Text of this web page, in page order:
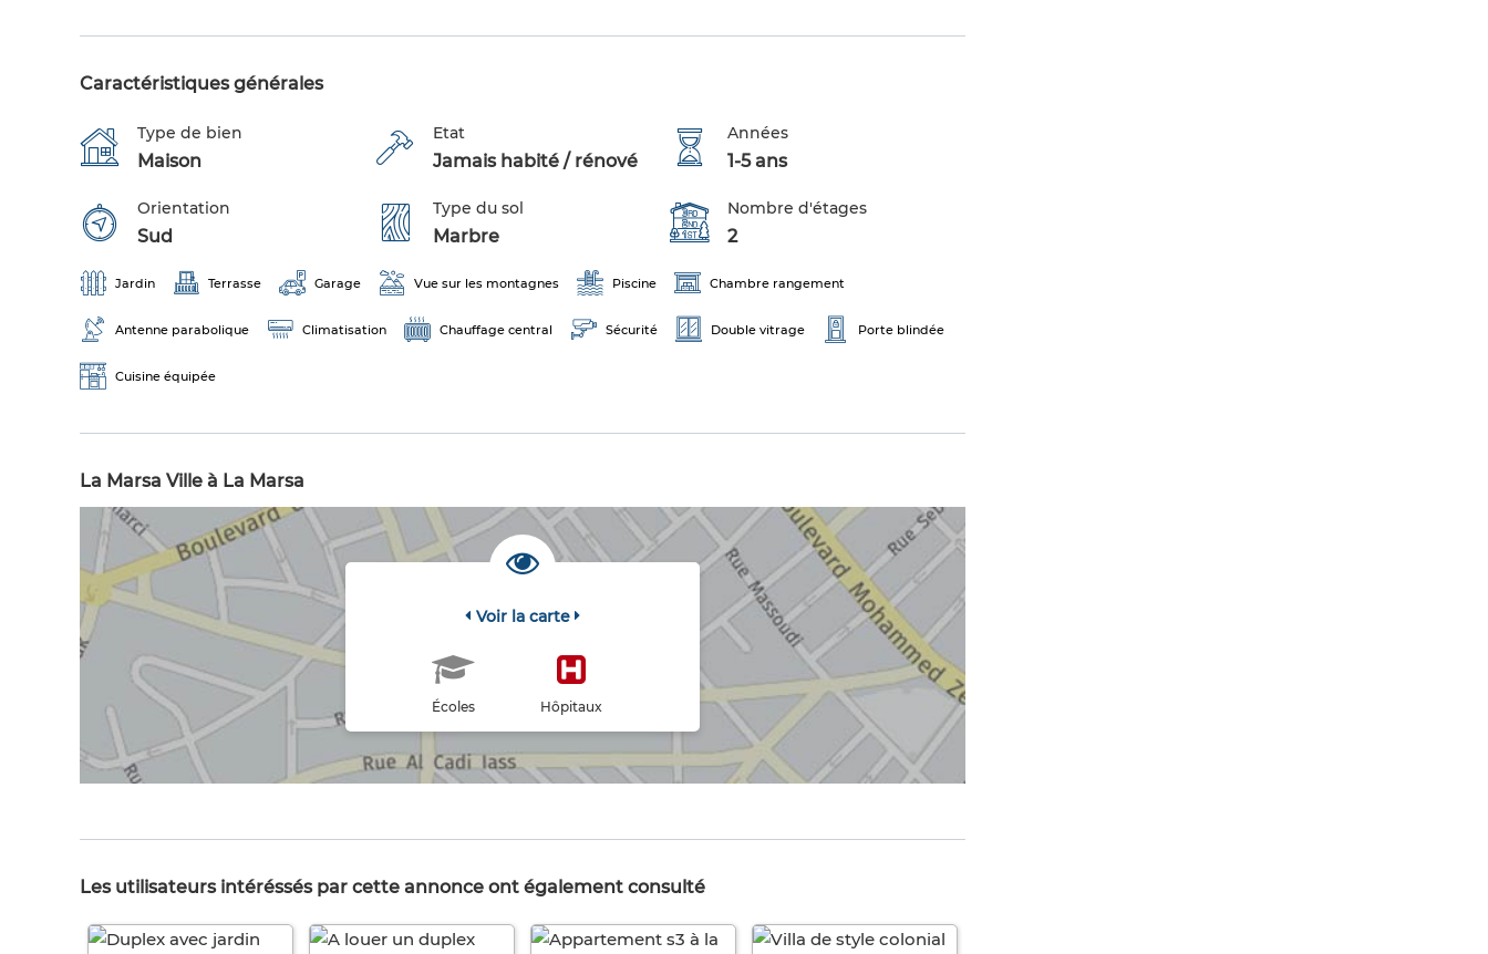
Caractéristiques générales
Type de bien
Maison
Etat
Jamais habité / rénové
Années
1-5 ans
Orientation
Sud
Type du sol
Marbre
Nombre d'étages
2
Jardin Terrasse Garage Vue sur les montagnes Piscine Chambre rangement
Antenne parabolique Climatisation Chauffage central Sécurité Double vitrage Porte blindée
Cuisine équipée
La Marsa Ville à La Marsa
Voir la carte
Écoles Hôpitaux
Les utilisateurs intéréssés par cette annonce ont également consulté